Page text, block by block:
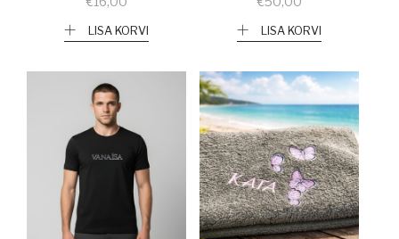
LISA KORVI LISA KORVI